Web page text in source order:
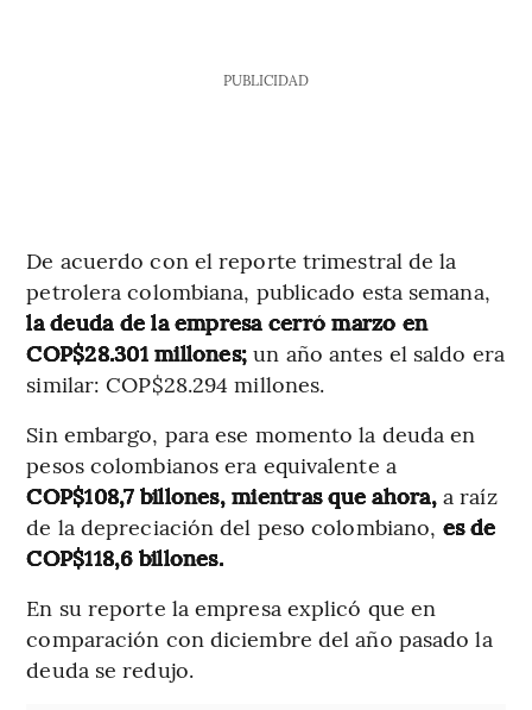
PUBLICIDAD
De acuerdo con el reporte trimestral de la
petrolera colombiana, publicado esta semana,
la deuda de la empresa cerró marzo en
COP$28.301 millones; un año antes el saldo era
similar: COP$28.294 millones.
Sin embargo, para ese momento la deuda en
pesos colombianos era equivalente a
COP$108,7 billones, mientras que ahora, a raíz
de la depreciación del peso colombiano, es de
COP$118,6 billones.
En su reporte la empresa explicó que en
comparación con diciembre del año pasado la
deuda se redujo.